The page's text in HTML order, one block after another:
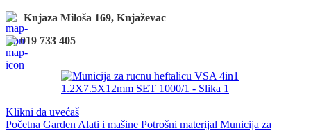
Knjaza Miloša 169, Knjaževac
019 733 405
Klikni da uvećaš
Početna Garden Alati i mašine Potrošni materijal Municija za